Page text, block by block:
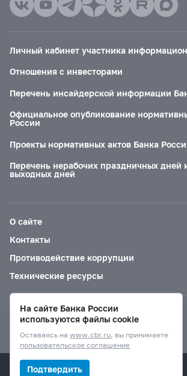
Личный кабинет участника
Отношения с инвесторами
Перечень инсайдерской информации
Официальное опубликование
России
Проекты нормативных актов Банка
Перечень нерабочих праздничных дней
выходных дней
О сайте
Контакты
Противодействие коррупции
Технические ресурсы
Версия для слабовидящих
© Банк России, 2000–2026.
На сайте Банка России
используются файлы cookie
Оставаясь на www.cbr.ru, вы принимаете
пользовательское соглашение
Подтвердить